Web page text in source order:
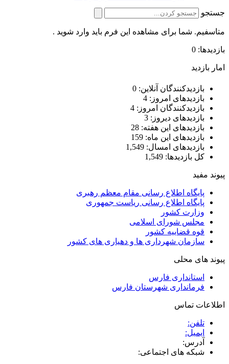
جستجو
متاسفیم. شما برای مشاهده این فرم باید وارد شوید .
بازدیدها: 0
امار بازدید
بازدیدکنندگان آنلاین: 0
بازدیدهای امروز: 4
بازدیدکنندگان امروز: 4
بازدیدهای دیروز: 3
بازدیدهای این هفته: 28
بازدیدهای این ماه: 159
بازدیدهای امسال: 1,549
کل بازدیدها: 1,549
پیوند مفید
پایگاه اطلاع رسانی مقام معظم رهبری
پایگاه اطلاع رسانی ریاست جمهوری
وزارت کشور
مجلس شورای اسلامی
قوه قضاییه کشور
سازمان شهرداری ها و دهیاری های کشور
پیوند های محلی
استانداری فارس
فرمانداری شهرستان فارس
اطلاعات تماس
تلفن:
ایمیل:
آدرس:
شبکه های اجتماعی: